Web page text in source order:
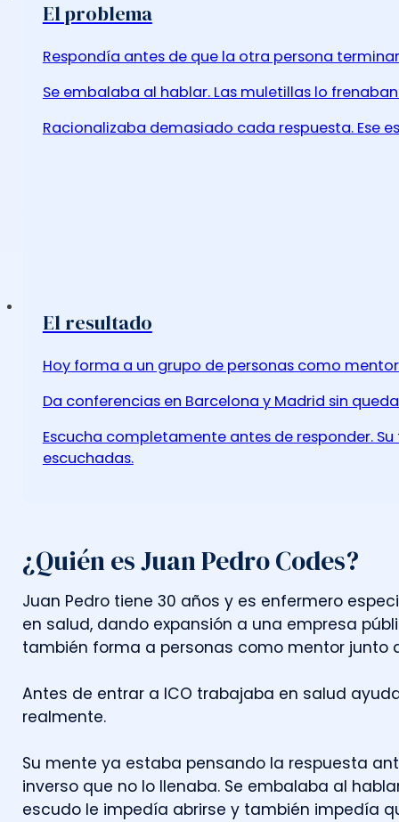
El problema
Respondía antes de que la otra persona
Se embalaba al hablar. Las muletillas lo
Racionalizaba demasiado cada respuesta. Ese
El resultado
Hoy forma a un grupo de personas como
Da conferencias en Barcelona y Madrid sin
Escucha completamente antes de responder.
escuchadas.
¿Quién es Juan Pedro Codes?
Juan Pedro tiene 30 años y es enfermero especi
en salud, dando expansión a una empresa públi
también forma a personas como mentor junto
Antes de entrar a ICO trabajaba en salud ayud
realmente.
Su mente ya estaba pensando la respuesta ant
inverso que no lo llenaba. Se embalaba al habla
escudo le impedía abrirse y también impedía q